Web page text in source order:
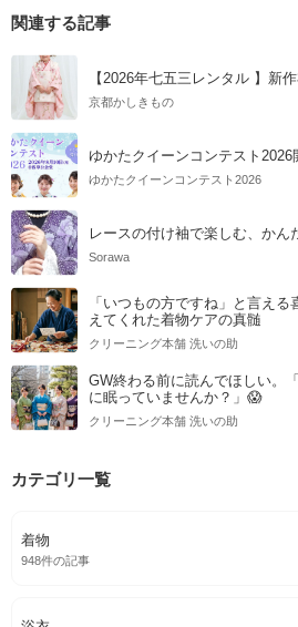
関連する記事
【2026年七五三レンタル 】新
京都かしきもの
ゆかたクイーンコンテスト2026
ゆかたクイーンコンテスト2026
レースの付け袖で楽しむ、かん
Sorawa
「いつもの方ですね」と言え
えてくれた着物ケアの真髄
クリーニング本舗 洗いの助
GW終わる前に読んでほしい。
に眠っていませんか？」😱
クリーニング本舗 洗いの助
カテゴリ一覧
着物
948件の記事